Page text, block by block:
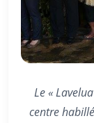
Le «
centre